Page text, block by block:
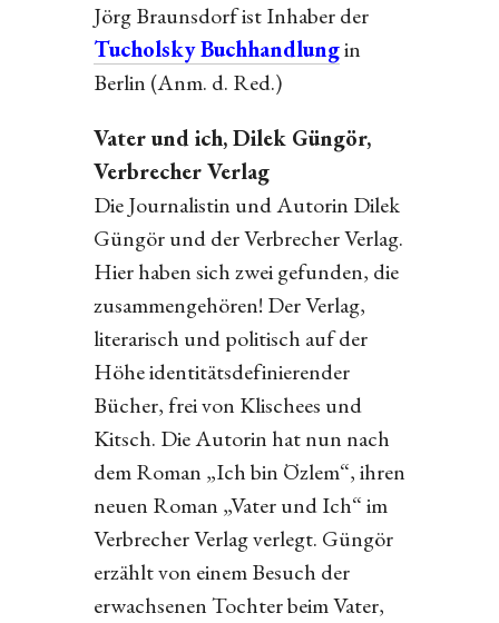
Jörg Braunsdorf ist Inhaber der
Tucholsky Buchhandlungin
Berlin (Anm. d. Red.)
Vater und ich, Dilek Güngör,
Verbrecher Verlag
Die Journalistin und Autorin Dilek
Güngör und der Verbrecher Verlag.
Hier haben sich zwei gefunden, die
zusammengehören! Der Verlag,
literarisch und politisch auf der
Höhe identitätsdefinierender
Bücher, frei von Klischees und
Kitsch. Die Autorin hat nun nach
dem Roman „Ich bin Özlem“, ihren
neuen Roman „Vater und Ich“ im
Verbrecher Verlag verlegt. Güngör
erzählt von einem Besuch der
erwachsenen Tochter beim Vater,